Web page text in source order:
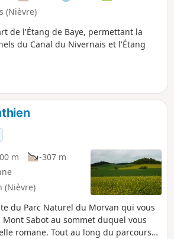
(Nièvre)
de l'Étang de Baye, permettant la
du Canal du Nivernais et l'Étang
m
-307 m
(Nièvre)
du Parc Naturel du Morvan qui vous
Sabot au sommet duquel vous
romane. Tout au long du parcours